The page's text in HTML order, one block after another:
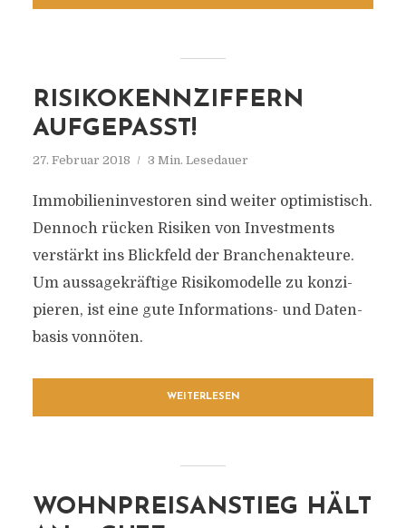
RISIKOKENNZIFFERN
AUFGEPASST!
27. Februar 2018 3 Min. Lesedauer
Immobilieninvestoren sind weiter optimistisch.
Dennoch rücken Risiken von Investments
verstärkt ins Blickfeld der Branchenakteure.
Um aussagekräftige Risiko­mo­del­le zu kon­zi­
pie­ren, ist eine gute Informations- und Daten­
ba­sis vonnöten.
WEITERLESEN
WOHNPREISANSTIEG HÄLT